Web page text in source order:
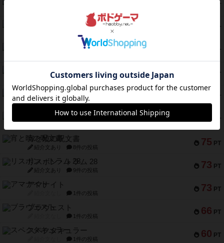
PT
PT
PT
ファースト・イン・フライト
PT
モズビ－ズ・レイダ－ズ
紹介文あり 1件の投稿
PT
テンプテーション
紹介文なし 2件の投稿
78 PT
インドネシア
75 PT
宵と暁の呪文書
紹介文あり 8件の投稿
73 PT
リスボン・トラム 28
紹介文あり 9件の投稿
73 PT
アマナイト
1件の投稿
66 PT
ブラヴェスト
1件の投稿
60 PT
スペクタキュラー
1件の投稿